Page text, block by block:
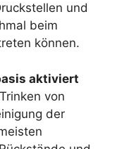
und
beim
können.
aktiviert
von
der